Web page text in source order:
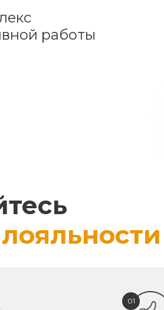
работы
01